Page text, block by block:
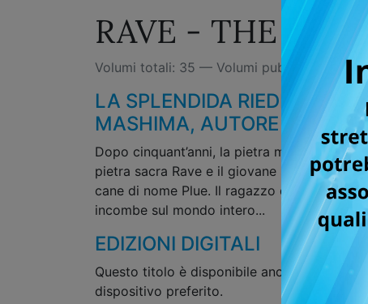
RAVE - THE
Volumi totali: 35 — Volumi pubblicati: 32
LA SPLENDIDA RIEDIZIONE
MASHIMA, AUTORE DI FAIRY
Dopo cinquant’anni, la pietra magica Dark
pietra sacra Rave e il giovane scelto per
cane di nome Plue. Il ragazzo dovrà
incombe sul mondo intero...
EDIZIONI DIGITALI
Questo titolo è disponibile anche in
dispositivo preferito.